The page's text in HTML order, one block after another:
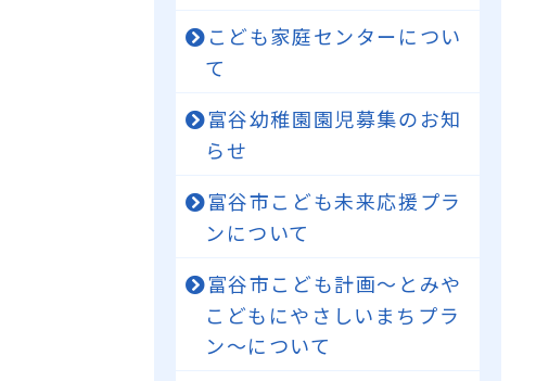
こども家庭センターについ
て
富谷幼稚園園児募集のお知
らせ
富谷市こども未来応援プラ
ンについて
富谷市こども計画～とみや
こどもにやさしいまちプラ
ン～について